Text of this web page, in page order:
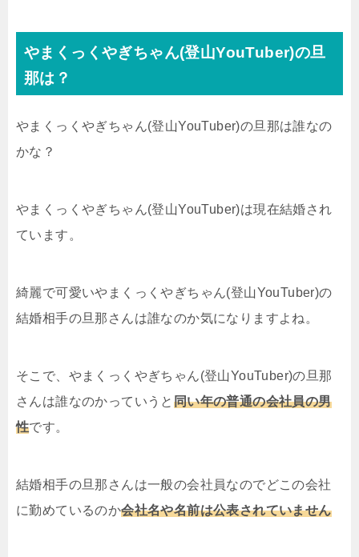
やまくっくやぎちゃん(登山YouTuber)の旦
那は？
やまくっくやぎちゃん(登山YouTuber)の旦那は誰なの
かな？
やまくっくやぎちゃん(登山YouTuber)は現在結婚され
ています。
綺麗で可愛いやまくっくやぎちゃん(登山YouTuber)の
結婚相手の旦那さんは誰なのか気になりますよね。
そこで、やまくっくやぎちゃん(登山YouTuber)の旦那
さんは誰なのかっていうと 同い年の普通の会社員の男
性です。
結婚相手の旦那さんは一般の会社員なのでどこの会社
に勤めているのか会社名や名前は公表されていません